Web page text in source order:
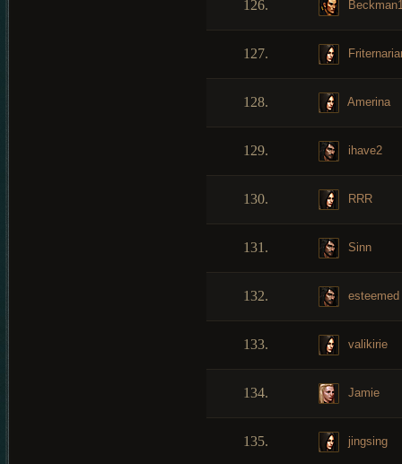
126.
127.
128. Amerina
129. ihave2
130. RRR
131. Sinn
132. esteemed
133. valikirie
134. Jamie
135. jingsing